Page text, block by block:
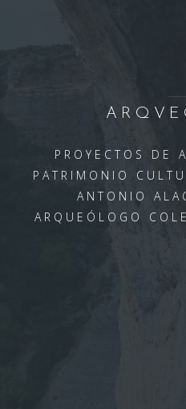
PROYECTOS DE
PATRIMONIO
ANTONIO
ARQUEÓLOGO